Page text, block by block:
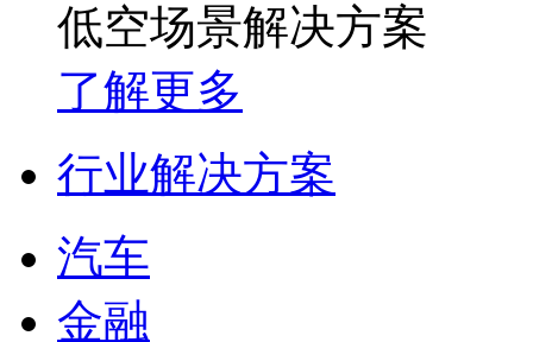
低空场景解决方案
了解更多
行业解决方案
汽车
金融